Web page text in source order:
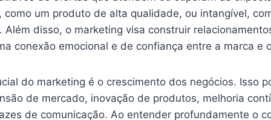
como um produto de alta qualidade, ou intangível,
Além disso, o marketing visa construir
conexão emocional e de confiança entre a marca e
do marketing é o crescimento dos negócios. Isso
de mercado, inovação de produtos, melhoria
de comunicação. Ao entender profundamente o